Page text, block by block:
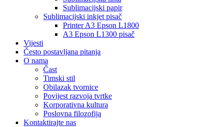
Sublimacijski papir
Sublimacijski inkjet pisač
Printer A3 Epson L1800
A3 Epson L1300 pisač
Vijesti
Često postavljana pitanja
O nama
Čast
Timski stil
Obilazak tvornice
Povijest razvoja tvrtke
Korporativna kultura
Poslovna filozofija
Kontaktirajte nas